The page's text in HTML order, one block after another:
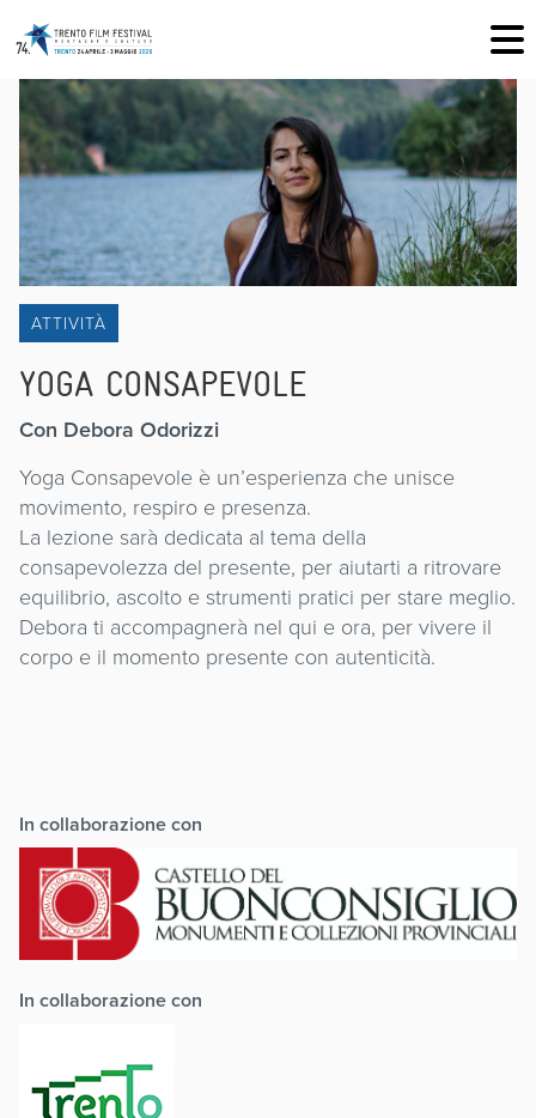
ATTIVITÀ
YOGA CONSAPEVOLE
Con Debora Odorizzi
Yoga Consapevole è un’esperienza che unisce
movimento, respiro e presenza.
La lezione sarà dedicata al tema della
consapevolezza del presente, per aiutarti a ritrovare
equilibrio, ascolto e strumenti pratici per stare meglio.
Debora ti accompagnerà nel qui e ora, per vivere il
corpo e il momento presente con autenticità.
In collaborazione con
In collaborazione con